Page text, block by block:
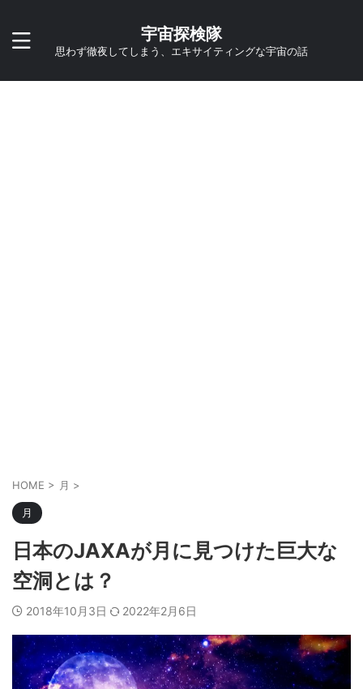
宇宙探検隊
思わず徹夜してしまう、エキサイティングな宇宙の話
HOME > 月 >
月
日本のJAXAが月に見つけた巨大な
空洞とは？
2018年10月3日 2022年2月6日